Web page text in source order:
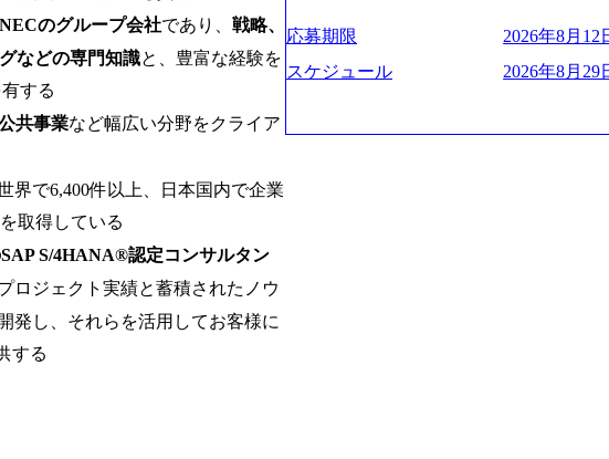
NECのグループ会社であり、 戦略、
などの専門知識と、豊富な経験を
する
共事業など幅広い分野をクライア
界で6,400件以上、日本国内で企業
取得している
S/4HANA®認定コンサルタン
ロジェクト実績と蓄積されたノウ
発し、それらを活用してお客様に
する
ワー 事業所内禁煙(入居する施設に喫煙
れかのご経験をお持ちの方 ・システム
義～基本設計など上流経験2年以上 ・
進する 育休取得率は男性65%、女性
管理職率も21.8%（2023年12月時点）
日(土) 面接枠 ①10時開始、②11時開始、③12時開始 2026年8月10日(月) 16:00 各回5
s://www.businessinsider.jp/post-283587)
の可視化を支援 「インパクト加重会計
トを算出 (https://prtimes.jp/main/html/rd/p/
て20年近く成長を続けており、2022年3
ベインは1973年に創業された。クライ
よう、カスタマイズされた戦略を策定
行動に落とし込んでいる。 徹底した「
社戦略やトランスフォーメーション案
るものとして「True North」（真北）と
応募期限
2026年8月12
スケジュール
2026年8月29